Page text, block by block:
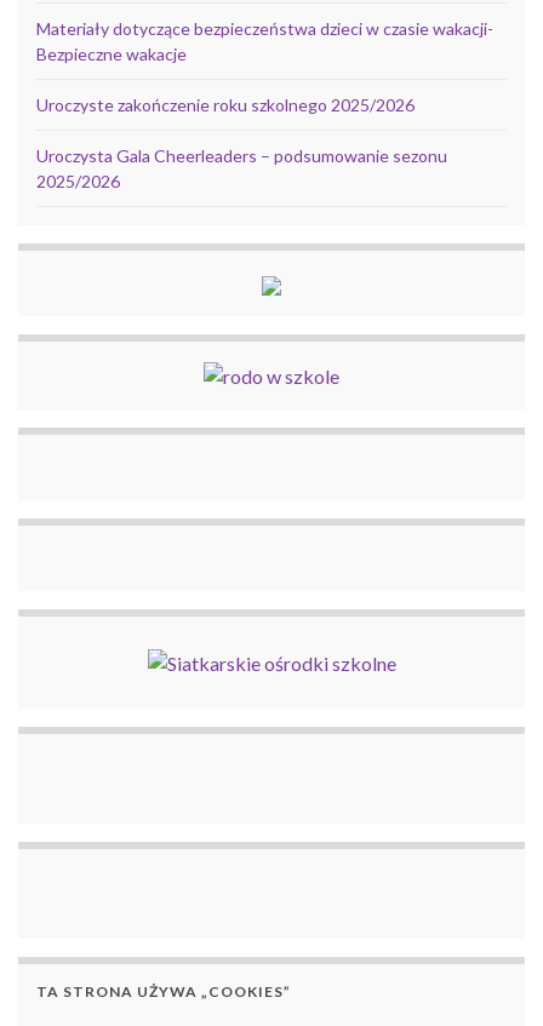
Materiały dotyczące bezpieczeństwa dzieci w czasie wakacji-
Bezpieczne wakacje
Uroczyste zakończenie roku szkolnego 2025/2026
Uroczysta Gala Cheerleaders – podsumowanie sezonu
2025/2026
TA STRONA UŻYWA „COOKIES”